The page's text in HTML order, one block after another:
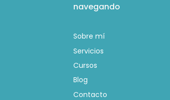
navegando
Sobre mí
Servicios
Cursos
Blog
Contacto